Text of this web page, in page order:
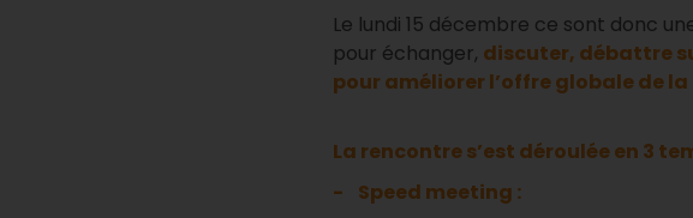
Le lundi 15 décembre ce sont donc
pour échanger, discuter, débattre
pour améliorer l’offre globale de la
La rencontre s’est déroulée en 3
- Speed meeting :